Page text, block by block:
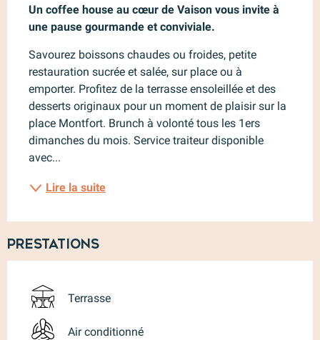
Un coffee house au cœur de Vaison vous invite à
une pause gourmande et conviviale.
Savourez boissons chaudes ou froides, petite
restauration sucrée et salée, sur place ou à
emporter. Profitez de la terrasse ensoleillée et des
desserts originaux pour un moment de plaisir sur la
place Montfort. Brunch à volonté tous les 1ers
dimanches du mois. Service traiteur disponible
avec...
Lire la suite
Prestations
Terrasse
Air conditionné